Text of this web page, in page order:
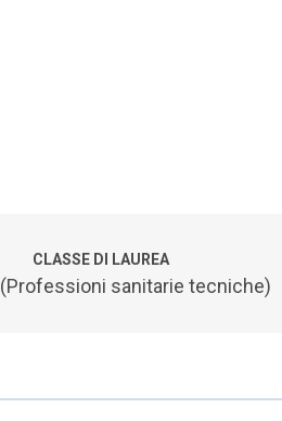
CLASSE DI LAUREA
sanitarie tecniche)